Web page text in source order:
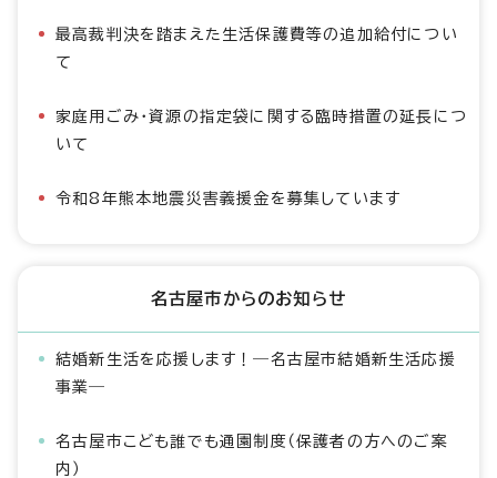
最高裁判決を踏まえた生活保護費等の追加給付につい
て
家庭用ごみ・資源の指定袋に関する臨時措置の延長につ
いて
令和8年熊本地震災害義援金を募集しています
名古屋市からのお知らせ
結婚新生活を応援します！―名古屋市結婚新生活応援
事業―
名古屋市こども誰でも通園制度（保護者の方へのご案
内）